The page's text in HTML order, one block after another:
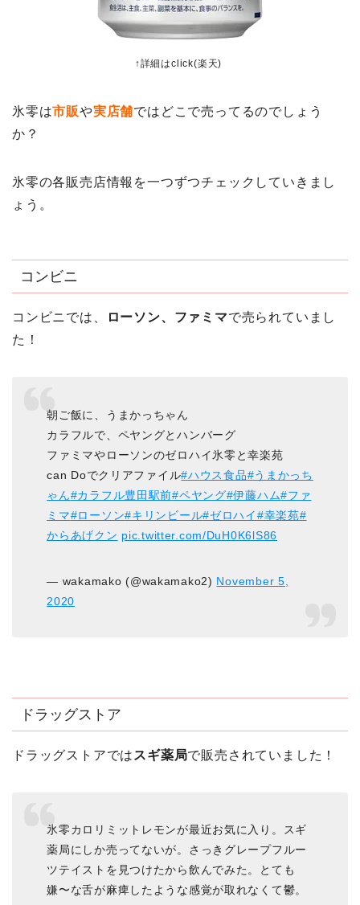
↑詳細はclick(楽天)
氷零は市販や実店舗ではどこで売ってるのでしょう
か？
氷零の各販売店情報を一つずつチェックしていきまし
ょう。
コンビニ
コンビニでは、 ローソン、ファミマで売られていまし
た！
朝ご飯に、うまかっちゃん
カラフルで、ペヤングとハンバーグ
ファミマやローソンのゼロハイ氷零と幸楽苑
can Doでクリアファイル#ハウス食品#うまかっち
ゃん#カラフル豊田駅前#ペヤング#伊藤ハム#ファ
ミマ#ローソン#キリンビール#ゼロハイ#幸楽苑#
からあげクン pic.twitter.com/DuH0K6lS86
— wakamako (@wakamako2) November 5,
2020
ドラッグストア
ドラッグストアでは スギ薬局で販売されていました！
氷零カロリミットレモンが最近お気に入り。スギ
薬局にしか売ってないが。さっきグレープフルー
ツテイストを見つけたから飲んでみた。とても
嫌〜な舌が麻痺したような感覚が取れなくて鬱。